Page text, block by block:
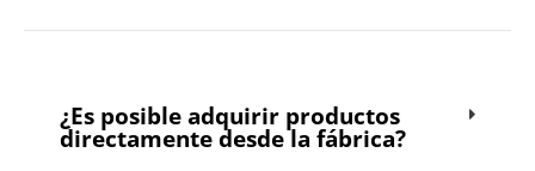
¿Es posible adquirir productos
directamente desde la fábrica?